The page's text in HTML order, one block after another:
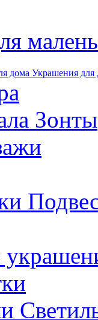
Украшения для
Зонты